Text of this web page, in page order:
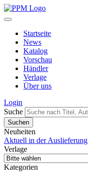
Startseite
News
Katalog
Vorschau
Händler
Verlage
Über uns
Login
Suche
Neuheiten
Aktuell in der Auslieferung
Verlage
Kategorien